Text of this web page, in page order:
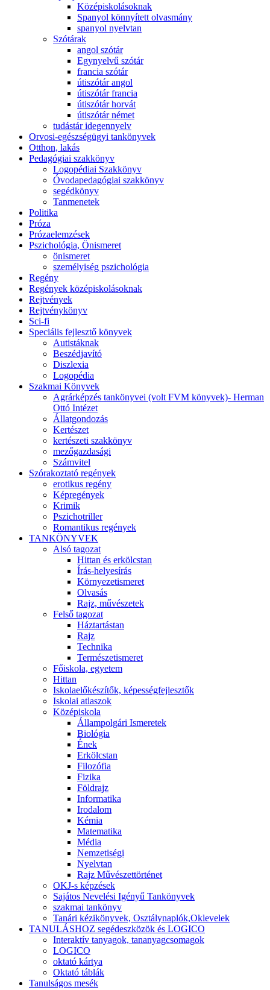
Középiskolásoknak
Spanyol könnyített olvasmány
spanyol nyelvtan
Szótárak
angol szótár
Egynyelvű szótár
francia szótár
útiszótár angol
útiszótár francia
útiszótár horvát
útiszótár német
tudástár idegennyelv
Orvosi-egészségügyi tankönyvek
Otthon, lakás
Pedagógiai szakkönyv
Logopédiai Szakkönyv
Óvodapedagógiai szakkönyv
segédkönyv
Tanmenetek
Politika
Próza
Prózaelemzések
Pszichológia, Önismeret
önismeret
személyiség pszichológia
Regény
Regények középiskolásoknak
Rejtvények
Rejtvénykönyv
Sci-fi
Speciális fejlesztő könyvek
Autistáknak
Beszédjavító
Diszlexia
Logopédia
Szakmai Könyvek
Agrárképzés tankönyvei (volt FVM könyvek)- Herman
Ottó Intézet
Állatgondozás
Kertészet
kertészeti szakkönyv
mezőgazdasági
Számvitel
Szórakoztató regények
erotikus regény
Képregények
Krimik
Pszichotriller
Romantikus regények
TANKÖNYVEK
Alsó tagozat
Hittan és erkölcstan
Írás-helyesírás
Környezetismeret
Olvasás
Rajz, művészetek
Felső tagozat
Háztartástan
Rajz
Technika
Természetismeret
Főiskola, egyetem
Hittan
Iskolaelőkészítők, képességfejlesztők
Iskolai atlaszok
Középiskola
Állampolgári Ismeretek
Biológia
Ének
Erkölcstan
Filozófia
Fizika
Földrajz
Informatika
Irodalom
Kémia
Matematika
Média
Nemzetiségi
Nyelvtan
Rajz Művészettörténet
OKJ-s képzések
Sajátos Nevelési Igényű Tankönyvek
szakmai tankönyv
Tanári kézikönyvek, Osztálynaplók,Oklevelek
TANULÁSHOZ segédeszközök és LOGICO
Interaktív tanyagok, tananyagcsomagok
LOGICO
oktató kártya
Oktató táblák
Tanulságos mesék